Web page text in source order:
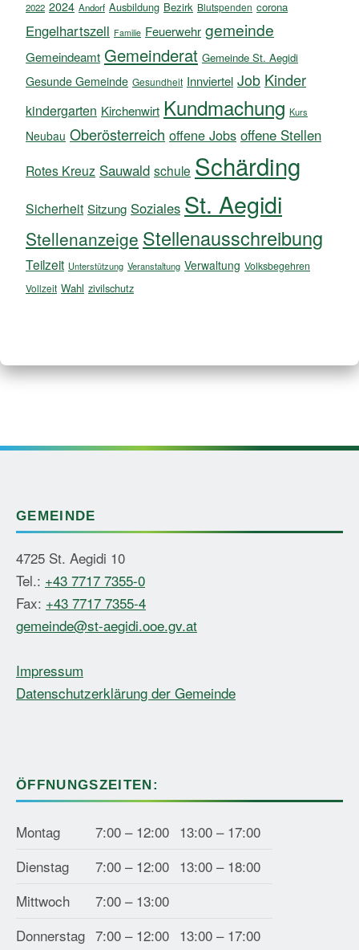
2022 2024 Andorf Ausbildung Bezirk Blutspenden corona
Engelhartszell Familie Feuerwehr gemeinde
Gemeindeamt Gemeinderat Gemeinde St. Aegidi
Gesunde Gemeinde Gesundheit Innviertel Job Kinder
kindergarten Kirchenwirt Kundmachung Kurs
Neubau Oberösterreich offene Jobs offene Stellen
Rotes Kreuz Sauwald schule Schärding
Sicherheit Sitzung Soziales St. Aegidi
Stellenanzeige Stellenausschreibung
Teilzeit Unterstützung Veranstaltung Verwaltung Volksbegehren
Vollzeit Wahl zivilschutz
GEMEINDE
4725 St. Aegidi 10
Tel.: +43 7717 7355-0
Fax: +43 7717 7355-4
gemeinde@st-aegidi.ooe.gv.at
Impressum
Datenschutzerklärung der Gemeinde
ÖFFNUNGSZEITEN:
Montag 7:00 – 12:00 13:00 – 17:00
Dienstag
7:00 – 12:00 13:00 – 18:00
Mittwoch
7:00 – 13:00
Donnerstag 7:00 – 12:00 13:00 – 17:00